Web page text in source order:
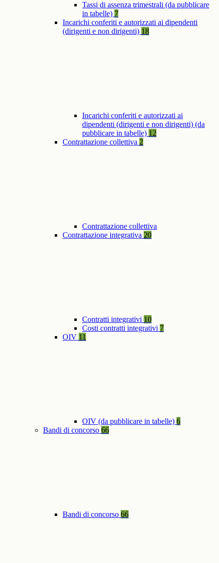
Tassi di assenza trimestrali (da pubblicare
in tabelle) 7
Incarichi conferiti e autorizzati ai dipendenti
(dirigenti e non dirigenti) 18
Incarichi conferiti e autorizzati ai
dipendenti (dirigenti e non dirigenti) (da
pubblicare in tabelle) 12
Contrattazione collettiva 2
Contrattazione collettiva
Contrattazione integrativa 20
Contratti integrativi 10
Costi contratti integrativi 7
OIV 11
OIV (da pubblicare in tabelle) 6
Bandi di concorso 66
Bandi di concorso 66